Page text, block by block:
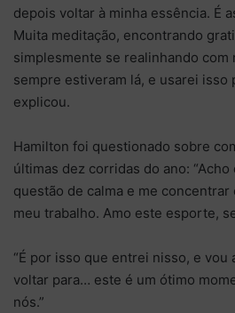
depois voltar à minha essência. É
Muita meditação, encontrando
simplesmente se realinhando com
sempre estiveram lá, e usarei isso
explicou.
Hamilton foi questionado sobre
últimas dez corridas do ano: “Acho
questão de calma e me
meu trabalho. Amo este esporte,
“É por isso que entrei nisso, e vou
voltar para… este é um ótimo
nós.”